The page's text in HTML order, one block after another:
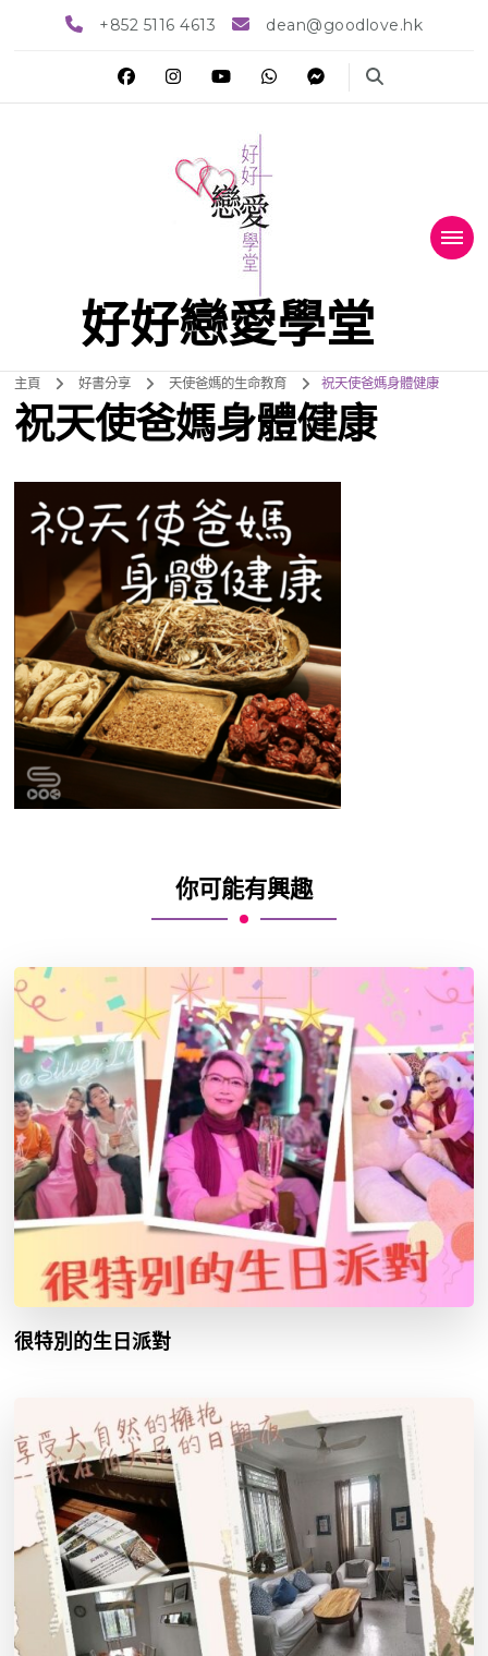
+852 5116 4613 dean@goodlove.hk
好好戀愛學堂
主頁 好書分享 天使爸媽的生命教育 祝天使爸媽身體健康
祝天使爸媽身體健康
你可能有興趣
很特別的生日派對